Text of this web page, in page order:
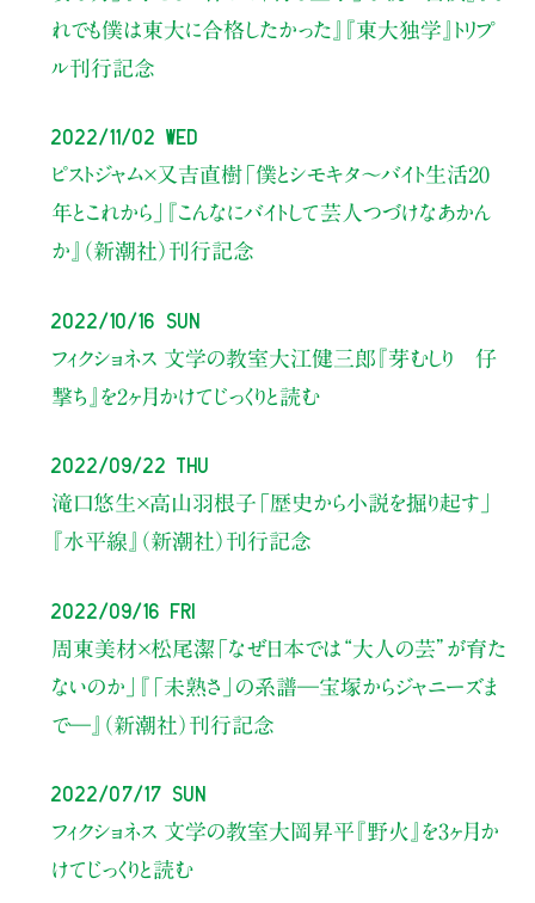
れでも僕は東大に合格したかった』
『東大独学』トリプ
ル刊行記念
2022/11/02 Wed
ピストジャム×又吉直樹「僕とシモキタ～バイト生活20
年とこれから」
『こんなにバイトして芸人つづけなあかん
か』（新潮社）刊行記念
2022/10/16 Sun
フィクショネス 文学の教室大江健三郎『芽むしり 仔
撃ち』を2ヶ月かけてじっくりと読む
2022/09/22 Thu
滝口悠生×高山羽根子 「歴史から小説を掘り起す」
『水平線』（新潮社）刊行記念
2022/09/16 Fri
周東美材×松尾潔「なぜ日本では“大人の芸”が育た
ないのか」
『「未熟さ」の系譜―宝塚からジャニーズま
で―』（新潮社）刊行記念
2022/07/17 Sun
フィクショネス 文学の教室大岡昇平『野火』を3ヶ月か
けてじっくりと読む